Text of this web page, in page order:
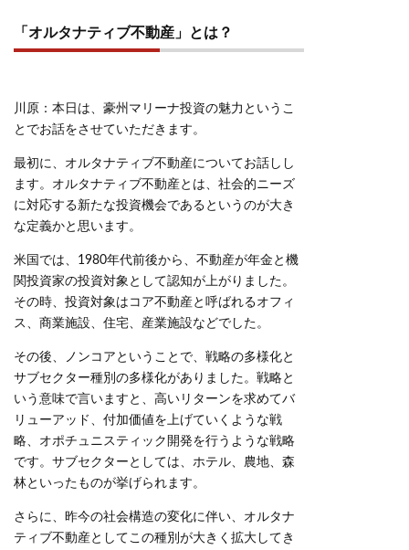
「オルタナティブ不動産」とは？
川原：本日は、豪州マリーナ投資の魅力というこ
とでお話をさせていただきます。
最初に、オルタナティブ不動産についてお話しし
ます。オルタナティブ不動産とは、社会的ニーズ
に対応する新たな投資機会であるというのが大き
な定義かと思います。
米国では、1980年代前後から、不動産が年金と機
関投資家の投資対象として認知が上がりました。
その時、投資対象はコア不動産と呼ばれるオフィ
ス、商業施設、住宅、産業施設などでした。
その後、ノンコアということで、戦略の多様化と
サブセクター種別の多様化がありました。戦略と
いう意味で言いますと、高いリターンを求めてバ
リューアッド、付加価値を上げていくような戦
略、オポチュニスティック開発を行うような戦略
です。サブセクターとしては、ホテル、農地、森
林といったものが挙げられます。
さらに、昨今の社会構造の変化に伴い、オルタナ
ティブ不動産としてこの種別が大きく拡大してき